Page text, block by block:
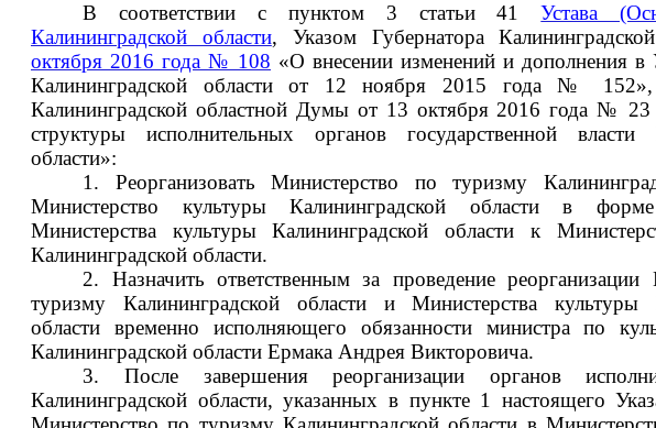
В соответствии с пунктом 3 статьи 41Устава
Калининградской области, Указом Губернатора
октября 2016 года № 108 «О внесении изменений и дополнения в
Калининградской области от 12 ноября 2015 года № 152»,
Калининградской областной Думы от 13 октября 2016 года № 23
структуры исполнительных органов государственной власти
области»:
1. Реорганизовать Министерство по туризму
Министерство культуры Калининградской области в форме
Министерства культуры Калининградской области к
Калининградской области.
2. Назначить ответственным за проведение реорганизации
туризму Калининградской области и Министерства культуры
области временно исполняющего обязанности министра по
Калининградской области Ермака Андрея Викторовича.
3. После завершения реорганизации органов
Калининградской области, указанных в пункте 1 настоящего